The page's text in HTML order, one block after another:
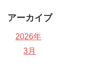
アーカイブ
2026年
3月